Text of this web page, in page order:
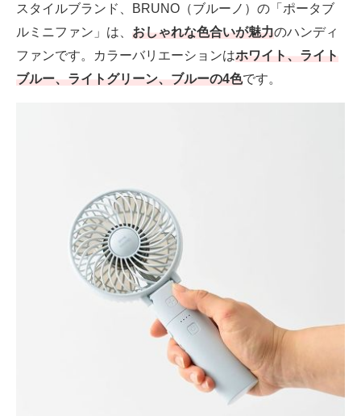
スタイルブランド、BRUNO（ブルーノ）の「ポータブ
ルミニファン」は、 おしゃれな色合いが魅力のハンディ
ファンです。カラーバリエーションはホワイト、ライト
ブルー、ライトグリーン、ブルーの4色です。